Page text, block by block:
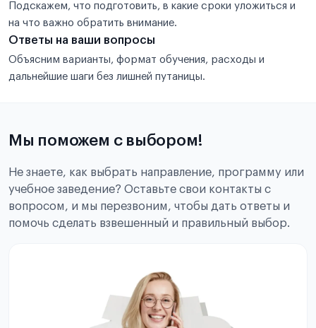
Подскажем, что подготовить, в какие сроки уложиться и
на что важно обратить внимание.
Ответы на ваши вопросы
Объясним варианты, формат обучения, расходы и
дальнейшие шаги без лишней путаницы.
Мы поможем с выбором!
Не знаете, как выбрать направление, программу или
учебное заведение? Оставьте свои контакты с
вопросом, и мы перезвоним, чтобы дать ответы и
помочь сделать взвешенный и правильный выбор.